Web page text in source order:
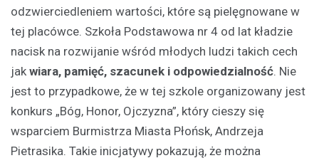
odzwierciedleniem wartości, które są pielęgnowane w
tej placówce. Szkoła Podstawowa nr 4 od lat kładzie
nacisk na rozwijanie wśród młodych ludzi takich cech
jak wiara, pamięć, szacunek i odpowiedzialność. Nie
jest to przypadkowe, że w tej szkole organizowany jest
konkurs „Bóg, Honor, Ojczyzna”, który cieszy się
wsparciem Burmistrza Miasta Płońsk, Andrzeja
Pietrasika. Takie inicjatywy pokazują, że można